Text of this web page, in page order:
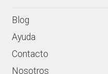
Blog
Ayuda
Contacto
Nosotros